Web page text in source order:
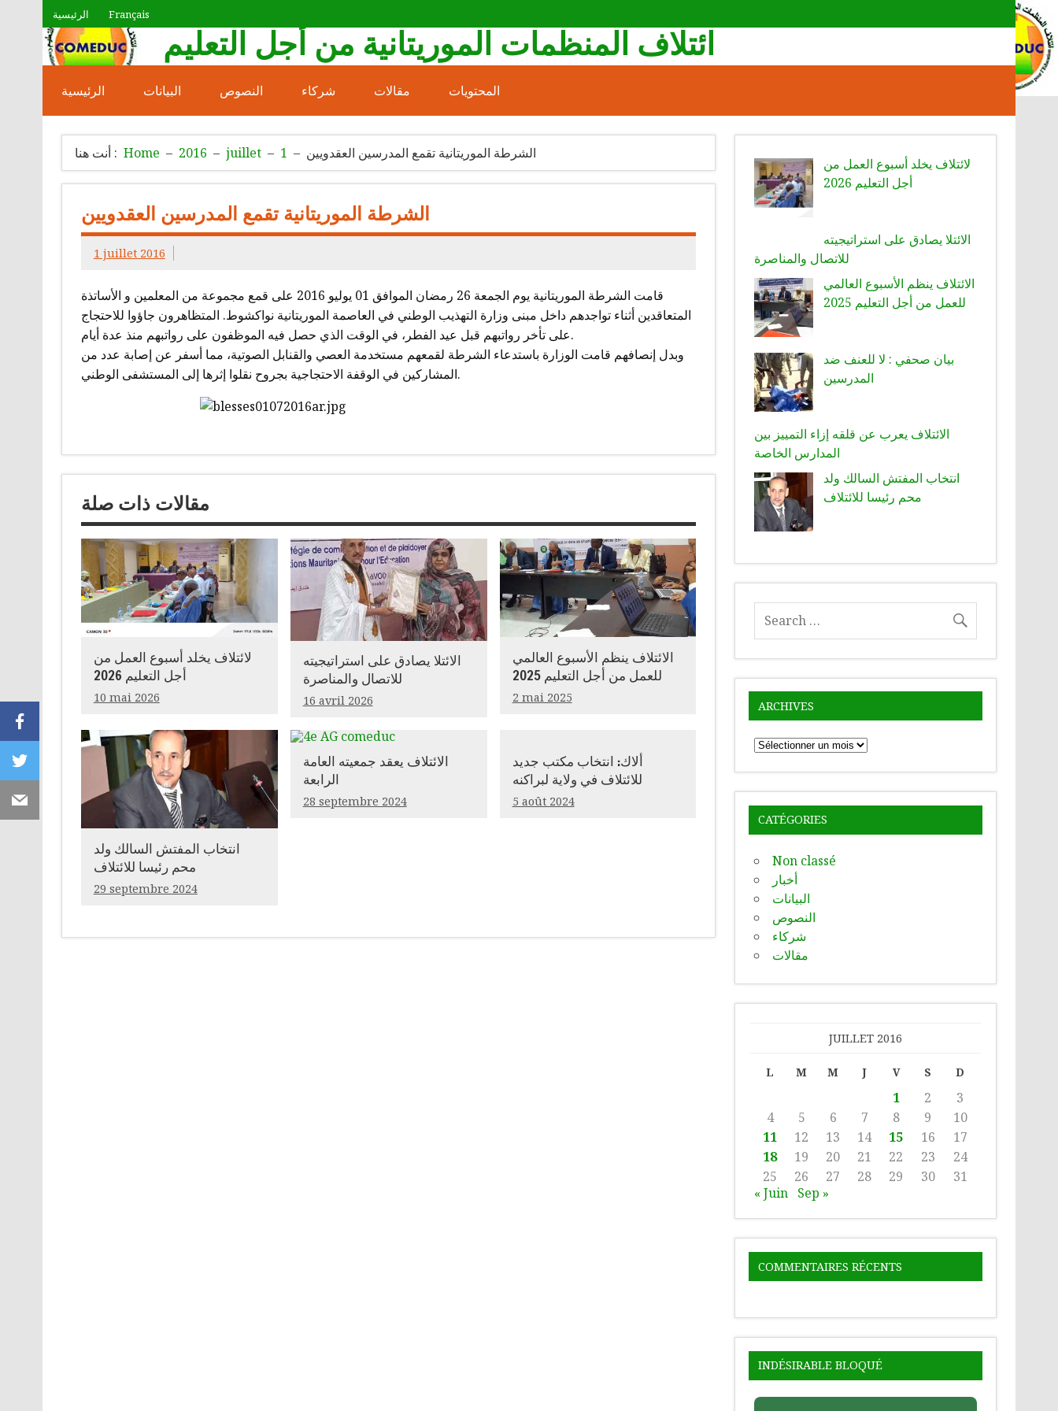
content
الرئيسية Français
ائتلاف المنظمات الموريتانية من أجل التعليم
الرئيسية
البيانات النصوص شركاء مقالات المحتويات
أنت هنا : Home 2016 juillet 1 الشرطة الموريتانية تقمع المدرسين العقدويين
الشرطة الموريتانية تقمع المدرسين العقدويين
1 juillet 2016
قامت الشرطة الموريتانية يوم الجمعة 26 رمضان الموافق 01 يوليو 2016 على قمع مجموعة من المعلمين و الأساتذة
المتعاقدين أثناء تواجدهم داخل مبنى وزارة التهذيب الوطني في العاصمة الموريتانية نواكشوط. المتظاهرون جاؤوا للاحتجاج
على تأخر رواتبهم قبل عيد الفطر، في الوقت الذي حصل فيه الموظفون على رواتبهم منذ عدة أيام.
وبدل إنصافهم قامت الوزارة باستدعاء الشرطة لقمعهم مستخدمة العصي والقنابل الصوتية، مما أسفر عن إصابة عدد من
المشاركين في الوقفة الاحتجاجية بجروح نقلوا إثرها إلى المستشفى الوطني.
مقالات ذات صلة
لائتلاف يخلد أسبوع العمل من
أجل التعليم 2026
10 mai 2026
الائتلا يصادق على استراتيجيته
للاتصال والمناصرة
16 avril 2026
الائتلاف ينظم الأسبوع العالمي
للعمل من أجل التعليم 2025
2 mai 2025
انتخاب المفتش السالك ولد
محم رئيسا للائتلاف
29 septembre 2024
الائتلاف يعقد جمعيته العامة
الرابعة
28 septembre 2024
ألاك: انتخاب مكتب جديد
للائتلاف في ولاية لبراكنه
5 août 2024
لائتلاف يخلد أسبوع العمل من
أجل التعليم 2026
الائتلا يصادق على استراتيجيته
للاتصال والمناصرة
الائتلاف ينظم الأسبوع العالمي
للعمل من أجل التعليم 2025
بيان صحفي : لا للعنف ضد
المدرسين
الائتلاف يعرب عن قلقه إزاء التمييز بين
المدارس الخاصة
انتخاب المفتش السالك ولد
محم رئيسا للائتلاف
ARCHIVES
Archives
CATÉGORIES
Non classé
أخبار
البيانات
النصوص
شركاء
مقالات
JUILLET 2016
L M M J V S D
1 2
3
4
5 6 7 8 9
10
11
12 13 14 15 16
17
18
19 20 21 22 23
24
25
26 27 28 29 30
31
« Juin Sep »
COMMENTAIRES RÉCENTS
INDÉSIRABLE BLOQUÉ
Twitter
Email